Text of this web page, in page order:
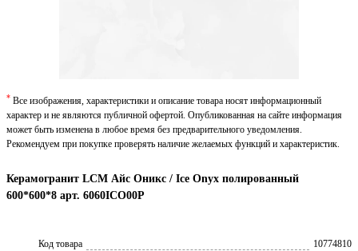
Керамогранит LCM Айс Оникс / Ice Onyx полированный
600*600*8 арт. 6060ICO00P
Код товара
10774810
* Все изображения, характеристики и описание товара носят информационный
характер и не являются публичной офертой. Опубликованная на сайте информация
может быть изменена в любое время без предварительного уведомления.
Рекомендуем при покупке проверять наличие желаемых функций и характеристик.